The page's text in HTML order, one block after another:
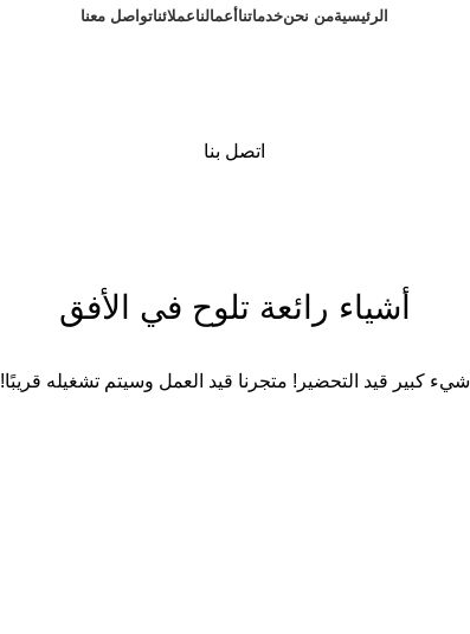
الرئيسيةمن نحنخدماتنا أعمالناعملائناتواصل معنا
اتصل بنا
أشياء رائعة تلوح في الأفق
شيء كبير قيد التحضير! متجرنا قيد العمل وسيتم تشغيله قريبًا!